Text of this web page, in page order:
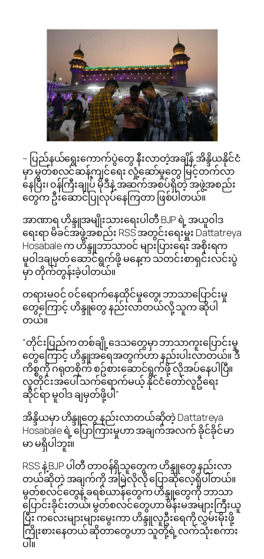
– ပြည်နယ်ရွေးကောက်ပွဲတွေ နီးလာတဲ့အချိန် အိန္ဒိယနိုင်ငံ
မှာ မွတ်စလင်ဆန့်ကျင်ရေး လှုံ့ဆော်မှုတွေ မြင့်တက်လာ
နေပြီး၊ ၀န်ကြီးချုပ် မိုဒီနဲ့ အဆက်အစပ်ရှိတဲ့ အဖွဲ့အစည်း
တွေက ဦးဆောင်ပြုလုပ်နေကြတာ ဖြစ်ပါတယ်။
အာဏာရ ဟိန္ဒူအမျိုးသားရေးပါတီ BJP ရဲ့ အယူ၀ါဒ
ရေးရာ မိခင်အဖွဲ့အစည်း RSS အတွင်းရေးမှူး Dattatreya
Hosabale က ဟိန္ဒူဘာသာ၀င် များပြားရေး အစိုးရက
မူ၀ါဒချမှတ် ဆောင်ရွက်ဖို့ မနေ့က သတင်းစာရှင်းလင်းပွဲ
မှာ တိုက်တွန်းခဲ့ပါတယ်။
တရားမ၀င် ၀င်ရောက်နေထိုင်မှုတွေ၊ ဘာသာပြောင်းမှု
တွေကြောင့် ဟိန္ဒူတွေ နည်းလာတယ်လို့ သူက ဆိုပါ
တယ်။
“တိုင်းပြည်က တစ်ချို့ဒေသတွေမှာ ဘာသာကူးပြောင်းမှု
တွေကြောင့် ဟိန္ဒူအရေအတွက်ဟာ နည်းပါးလာတယ်။ ဒီ
ကိစ္စကို ဂရုတစိုက် စဥ်စားဆောင်ရွက်ဖို့ လိုအပ်နေပါပြီ။
လူတိုင်းအပေါ် သက်ရောက်မယ့် နိုင်ငံတော်လူဦရေး
ဆိုင်ရာ မူ၀ါဒ ချမှတ်ဖို့ပါ”
အိန္ဒိယမှာ ဟိန္ဒူတွေ နည်းလာတယ်ဆိုတဲ့ Dattatreya
Hosabale ရဲ့ ပြောကြားမှုဟာ အချက်အလက် ခိုင်ခိုင်မာ
မာ မရှိပါဘူး။
RSS နဲ့ BJP ပါတီ တာ၀န်ရှိသူတွေက ဟိန္ဒူတွေ နည်းလာ
တယ်ဆိုတဲ့ အချက်ကို အမြဲလိုလို ပြောဆိုလေ့ရှိပါတယ်။
မွတ်စလင်တွေနဲ့ ခရစ်ယာန်တွေက ဟိန္ဒူတွေကို ဘာသာ
ပြောင်းခိုင်းတယ်၊ မွတ်စလင်တွေဟာ မိန်းမအများကြီးယူ
ပြီး ကလေးများများမွေးကာ ဟိန္ဒူလူဦးရေကို လွှမ်းမိုးဖို့
ကြိုးစားနေတယ် ဆိုတာတွေဟာ သူတို့ရဲ့ လက်သုံးစကား
ပါ။